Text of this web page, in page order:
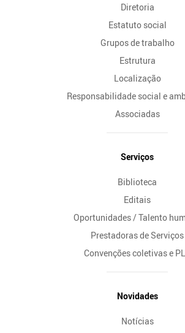
Diretoria
Estatuto social
Grupos de trabalho
Estrutura
Localização
Responsabilidade social e
Associadas
Serviços
Biblioteca
Editais
Oportunidades / Talento
Prestadoras de Serviços
Convenções coletivas e
Novidades
Notícias